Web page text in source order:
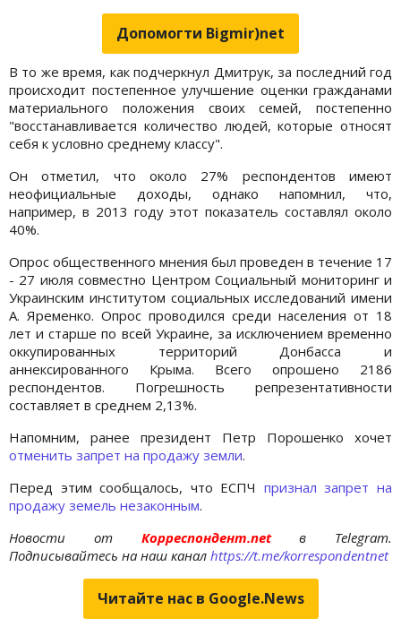
Допомогти Bigmir)net
В то же время, как подчеркнул Дмитрук, за последний год
происходит постепенное улучшение оценки гражданами
материального положения своих семей, постепенно
"восстанавливается количество людей, которые относят
себя к условно среднему классу".
Он отметил, что около 27% респондентов имеют
неофициальные доходы, однако напомнил, что,
например, в 2013 году этот показатель составлял около
40%.
Опрос общественного мнения был проведен в течение 17
- 27 июля совместно Центром Социальный мониторинг и
Украинским институтом социальных исследований имени
А. Яременко. Опрос проводился среди населения от 18
лет и старше по всей Украине, за исключением временно
оккупированных территорий Донбасса и
аннексированного Крыма. Всего опрошено 2186
респондентов. Погрешность репрезентативности
составляет в среднем 2,13%.
Напомним, ранее президент Петр Порошенко хочет
отменить запрет на продажу земли.
Перед этим сообщалось, что ЕСПЧ признал запрет на
продажу земель незаконным.
Новости отКорреспондент.netв Telegram.
Подписывайтесь на наш канал https://t.me/korrespondentnet
Читайте нас в Google.News